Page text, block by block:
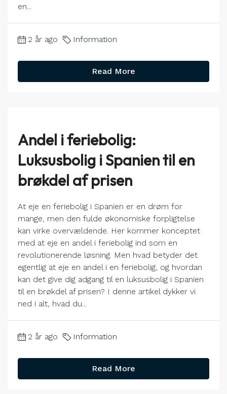
en...
2 år ago Information
Read More
Andel i feriebolig:
Luksusbolig i Spanien til en
brøkdel af prisen
At eje en feriebolig i Spanien er en drøm for
mange, men den fulde økonomiske forpligtelse
kan virke overvældende. Her kommer konceptet
med at eje en andel i feriebolig ind som en
revolutionerende løsning. Men hvad betyder det
egentlig at eje en andel i en feriebolig, og hvordan
kan det give dig adgang til en luksusbolig i Spanien
til en brøkdel af prisen? I denne artikel dykker vi
ned i alt, hvad du...
2 år ago Information
Read More